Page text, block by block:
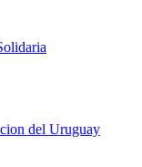
del Uruguay